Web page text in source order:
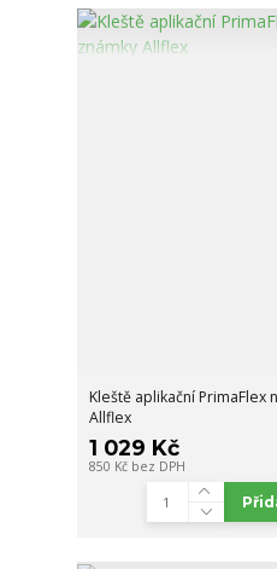
Kleště aplikační PrimaFlex
Allflex
1 029 Kč
850 Kč bez DPH